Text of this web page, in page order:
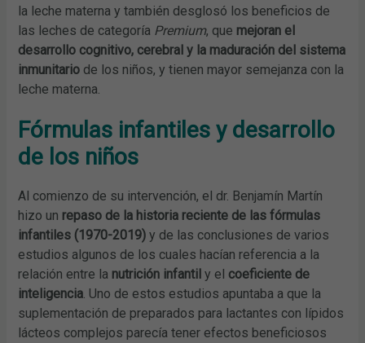
la leche materna y también desglosó los beneficios de
las leches de categoría Premium, que mejoran el
desarrollo cognitivo, cerebral y la maduración del sistema
inmunitario de los niños, y tienen mayor semejanza con la
leche materna.
Fórmulas infantiles y desarrollo
de los niños
Al comienzo de su intervención, el dr. Benjamín Martín
hizo un repaso de la historia reciente de las fórmulas
infantiles (1970-2019) y de las conclusiones de varios
estudios algunos de los cuales hacían referencia a la
relación entre la nutrición infantil y el coeficiente de
inteligencia. Uno de estos estudios apuntaba a que la
suplementación de preparados para lactantes con lípidos
lácteos complejos parecía tener efectos beneficiosos